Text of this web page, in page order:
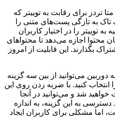
تردز برای رقابت به توییتر که
تاک به تازگی پست‌های متنی را
توییتر را در اختیار کاربران
محتوا اجازه می‌دهد تا محتواهای
بگذارند. این قابلیت از امروز
می‌توانید از بین سه گزینه
انتخاب کنید. با ضربه زدن روی این
شد و می‌توانید در آنجا
به این گزینه، به اندازه
اما مشکلی برای کاربران ایجاد